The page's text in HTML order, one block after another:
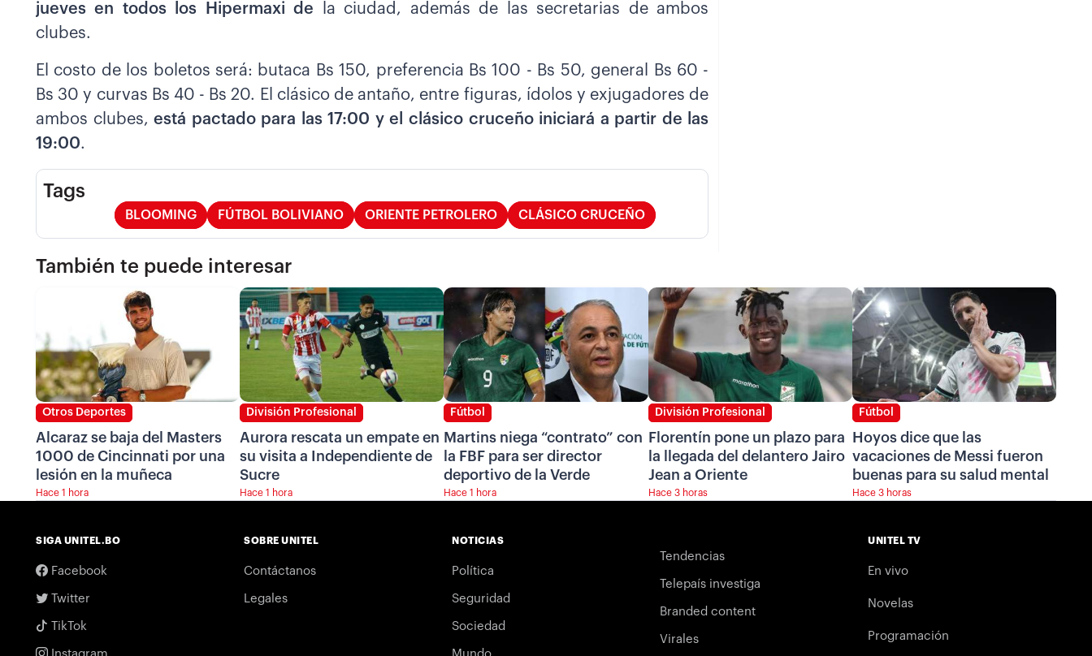
jueves en todos los Hipermaxi de la ciudad, además de las secretarias de ambos
clubes.
El costo de los boletos será: butaca Bs 150, preferencia Bs 100 - Bs 50, general Bs 60 -
Bs 30 y curvas Bs 40 - Bs 20. El clásico de antaño, entre figuras, ídolos y exjugadores de
ambos clubes,está pactado para las 17:00 y el clásico cruceño iniciará a partir de las
19:00.
Tags
BLOOMING FÚTBOL BOLIVIANO ORIENTE PETROLERO CLÁSICO CRUCEÑO
También te puede interesar
Otros Deportes
Alcaraz se baja del Masters
1000 de Cincinnati por una
lesión en la muñeca
Hace 1 hora
División Profesional
Aurora rescata un empate en
su visita a Independiente de
Sucre
Hace 1 hora
Fútbol
Martins niega “contrato” con
la FBF para ser director
deportivo de la Verde
Hace 1 hora
División Profesional
Florentín pone un plazo para
la llegada del delantero Jairo
Jean a Oriente
Hace 3 horas
Fútbol
Hoyos dice que las
vacaciones de Messi fueron
buenas para su salud mental
Hace 3 horas
SIGA UNITEL.BO
Facebook
Twitter
TikTok
SOBRE UNITEL
Contáctanos
Legales
NOTICIAS
Política
Seguridad
Sociedad
Tendencias
Telepaís investiga
Branded content
Virales
UNITEL TV
En vivo
Novelas
Programación